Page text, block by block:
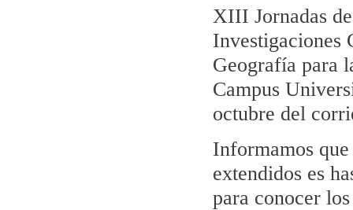
XIII Jornadas
Investigaciones
Geografía para
Campus
octubre del
Informamos
extendidos es
para conocer